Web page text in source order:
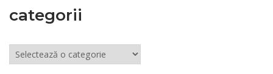
categorii
Articole
din